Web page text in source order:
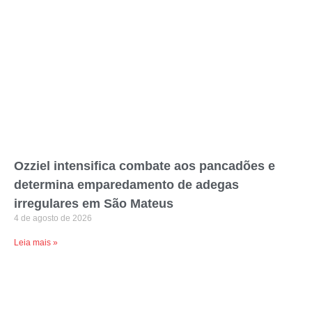
Ozziel intensifica combate aos pancadões e
determina emparedamento de adegas
irregulares em São Mateus
4 de agosto de 2026
Leia mais »